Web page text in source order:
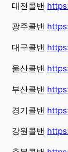
대전콜밴
광주콜밴
대구콜밴
울산콜밴
부산콜밴
경기콜밴
강원콜밴